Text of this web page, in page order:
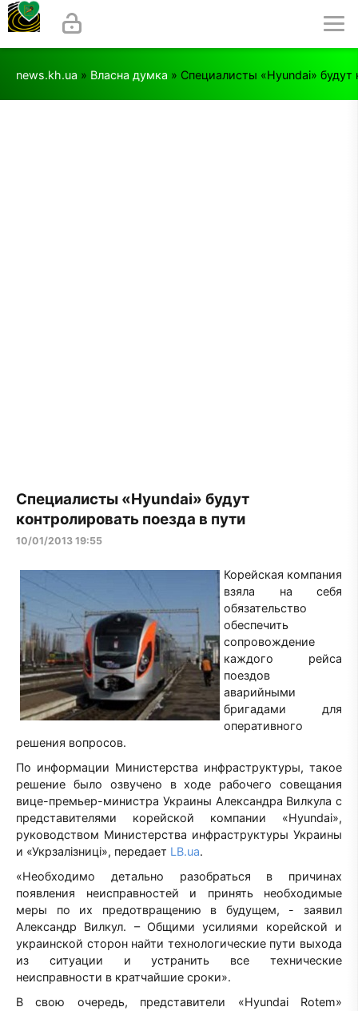
news.kh.ua » Власна думка » Специалисты «Hyundai» будут
Специалисты «Hyundai» будут
контролировать поезда в пути
10/01/2013 19:55
Корейская компания
взяла на себя
обязательство
обеспечить
сопровождение
каждого рейса
поездов
аварийными
бригадами для
оперативного
решения вопросов.
По информации Министерства инфраструктуры, такое
решение было озвучено в ходе рабочего совещания
вице-премьер-министра Украины Александра Вилкула с
представителями корейской компании «Hyundai»,
руководством Министерства инфраструктуры Украины
и «Укрзалізниці», передает LB.ua.
«Необходимо детально разобраться в причинах
появления неисправностей и принять необходимые
меры по их предотвращению в будущем, - заявил
Александр Вилкул. – Общими усилиями корейской и
украинской сторон найти технологические пути выхода
из ситуации и устранить все технические
неисправности в кратчайшие сроки».
В свою очередь, представители «Hyundai Rotem»